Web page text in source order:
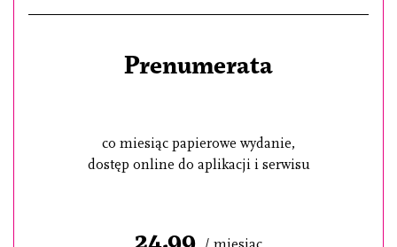
Prenumerata
co miesiąc papierowe wydanie,
dostęp online do aplikacji i serwisu